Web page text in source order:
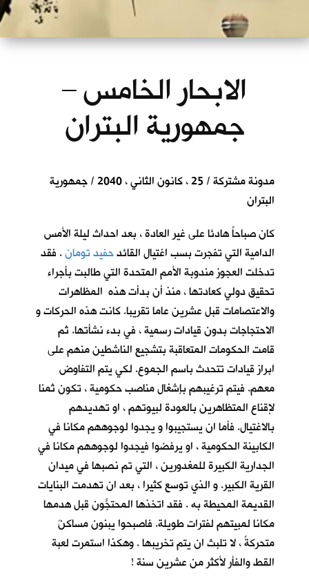
الابحار الخامس –
جمهورية البتران
مدونة مشتركة / 25 ، كانون الثاني ، 2040 / جمهورية
البتران
كان صباحاً هادئا على غير العادة ، بعد احداث ليلة الأمس
الدامية التي تفجرت بسب اغتيال القائدحفيد تومان. فقد
تدخلت العجوز مندوبة الأمم المتحدة التي طالبت بأجراء
تحقيق دولي كعادتها ، منذ أن بدأت هذه المظاهرات
والاعتصامات قبل عشرين عاما تقريبا. كانت هذه الحركات و
الاحتجاجات بدون قيادات رسمية ، في بدء نشأتها. ثم
قامت الحكومات المتعاقبة بتشجيع الناشطين منهم على
ابراز قيادات تتحدث باسم الجموع. لكي يتم التفاوض
معهم. فيتم ترغيبهم بإشغال مناصب حكومية ، تكون ثمنا
لإقناع المتظاهرين بالعودة لبيوتهم ، او تهديدهم
بالاغتيال. فأما ان يستجيبوا و يجدوا لوجوههم مكانا في
الكابينة الحكومية ، او يرفضوا فيجدوا لوجوههم مكانا في
الجدارية الكبيرة للمغدورين ، التي تم نصبها في ميدان
القرية الكبير. و الذي توسع كثيرا ، بعد ان تهدمت البنايات
القديمة المحيطة به . فقد اتخذها المحتجُّون قبل هدمها
مكانا لمبيتهم لفترات طويلة. فاصبحوا يبنون مساكنَ
متحركةً ، لا تلبث ان يتم تخريبها . وهكذا استمرت لعبة
القط والفأر لأكثر من عشرين سنة !